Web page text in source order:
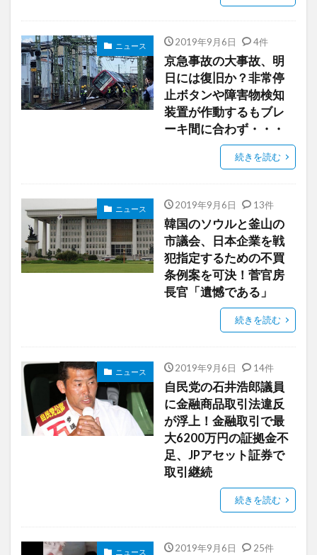
ニュース 2019年9月6日 4件
京急事故の大事故、明
日には復旧か？非常停
止ボタンや障害物検知
装置が作動するもブレ
ーキ間に合わず・・・
続きを読む
ニュース 2019年9月6日 13件
韓国のソウルと釜山の
市議会、日本企業を戦
犯指定するための不買
条例案を可決！菅官房
長官「遺憾である」
続きを読む
ニュース 2019年9月6日 14件
自民党の石井浩郎議員
に金融商品取引法違反
が浮上！金融取引で最
大6200万円の証拠金不
足、JPアセット証券で
取引継続
続きを読む
ニュース 2019年9月6日 25件